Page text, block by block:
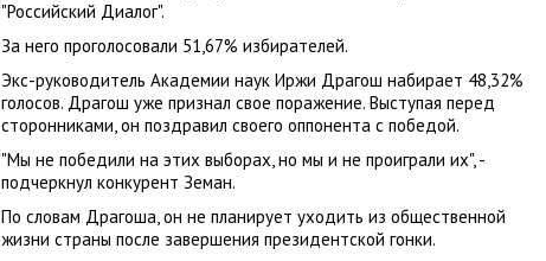
"Российский Диалог".
За него проголосовали 51,67% избирателей.
Экс-руководитель Академии наук Иржи Драгош набирает 48,32%
голосов. Драгош уже признал свое поражение. Выступая перед
сторонниками, он поздравил своего оппонента с победой.
"Мы не победили на этих выборах, но мы и не проиграли их", -
подчеркнул конкурент Земан.
По словам Драгоша, он не планирует уходить из общественной
жизни страны после завершения президентской гонки.